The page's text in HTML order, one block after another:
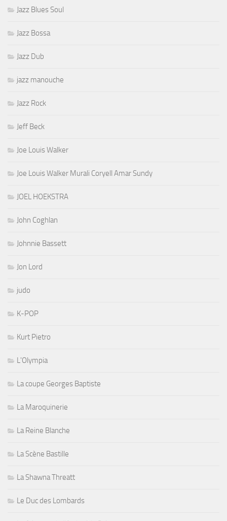
Jazz Blues Soul
Jazz Bossa
Jazz Dub
jazz manouche
Jazz Rock
Jeff Beck
Joe Louis Walker
Joe Louis Walker Murali Coryell Amar Sundy
JOEL HOEKSTRA
John Coghlan
Johnnie Bassett
Jon Lord
judo
K-POP
Kurt Pietro
L'Olympia
La coupe Georges Baptiste
La Maroquinerie
La Reine Blanche
La Scène Bastille
La Shawna Threatt
Le Duc des Lombards